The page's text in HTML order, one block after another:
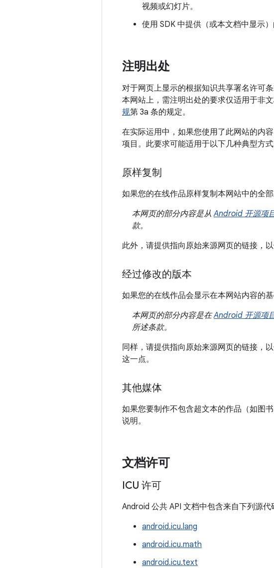
视频或幻灯片。
使用 SDK 中提供（或本文档中显示
注明出处
对于网页上显示的根据知识共享署名许可
本网站上，需注明出处的要求仅适用于非
规第 3a 条的规定。
在实际运用中，如果您使用了此网站的内
项目。此要求可能适用于以下几种典型方式
原样复制
如果您的在线作品原样复制本网站中的全
本网页的部分内容是从Android 开源项
款。
此外，请提供指向原始来源网页的链接，
经过修改的版本
如果您的在线作品会显示在本网站内容的
本网页的部分内容是在Android 开源项
所述条款。
同样，请提供指向原始来源网页的链接，
这一点。
其他媒体
如果您要制作不包含超文本的作品（如图
说明。
文档许可
ICU 许可
Android 公共 API 文档中包含来自下列源代
android.icu.lang
android.icu.math
android.icu.text